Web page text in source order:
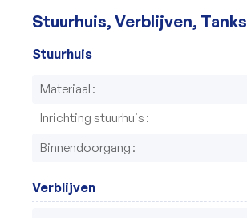
Stuurhuis, Verblijven, Tanks
Stuurhuis
Materiaal
Inrichting stuurhuis
Binnendoorgang
Verblijven